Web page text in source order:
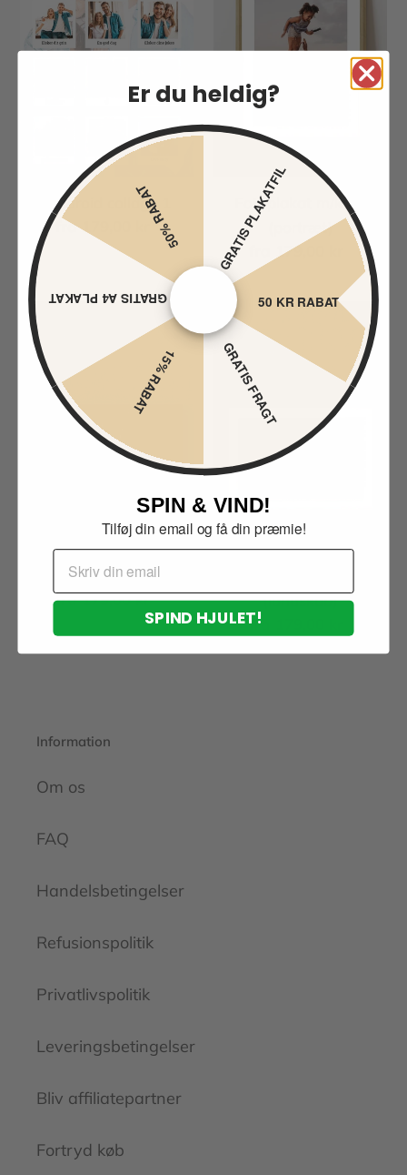
Polaroid collage 1
Normalpris
fra179,00 kr
Fotoplakat m/kant
(portræt)
Normalpris
179,00 kr
Fotoplakat
(landskab)
Fotoplakat (landskab)
Normalpris
fra179,00 kr
Fotoplakat
(landskab)
(landskab)
fra
Information
Om os
FAQ
Handelsbetingelser
Refusionspolitik
Privatlivspolitik
Leveringsbetingelser
Bliv affiliatepartner
Fortryd køb
Er du heldig?
GRATIS PLAKATFIL
50 KR RABAT
GRATIS FRAGT
15% RABAT
GRATIS A4 PLAKAT
50% RABAT
SPIN & VIND!
Tilføj din email og få din præmie!
Email
SPIND HJULET!